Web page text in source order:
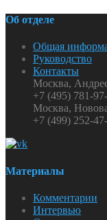
Об отделе
Общая
Руководство
Контакты
Москва,
+7 (495) 781-
Москва,
+7 (499) 252-
Материалы
Комментарии
Интервью